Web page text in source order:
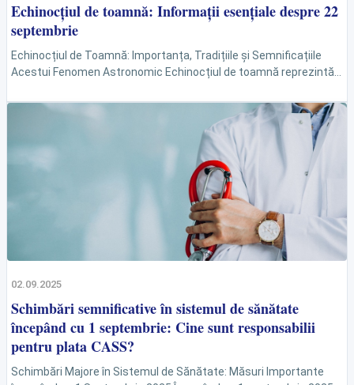
Echinocțiul de toamnă: Informații esențiale despre 22
septembrie
Echinocțiul de Toamnă: Importanța, Tradițiile și Semnificațiile
Acestui Fenomen Astronomic Echinocțiul de toamnă reprezintă
sale astronomice, culturale și...
02.09.2025
Schimbări semnificative în sistemul de sănătate
începând cu 1 septembrie: Cine sunt responsabilii
pentru plata CASS?
Schimbări Majore în Sistemul de Sănătate: Măsuri Importante